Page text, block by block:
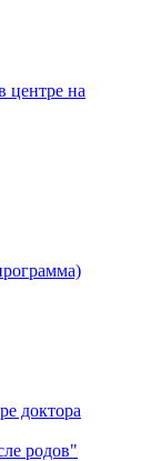
центре на
доктора
родов"